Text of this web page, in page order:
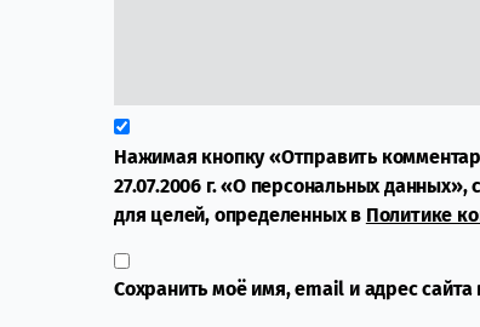
Нажимая кнопку «Отправить
27.07.2006 г. «О персональных данных»,
для целей, определенных в Политике
Сохранить моё имя, email и адрес